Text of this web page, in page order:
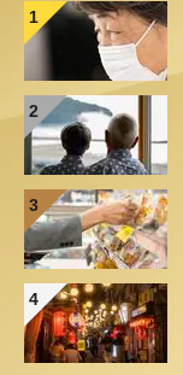
1
2
3
4